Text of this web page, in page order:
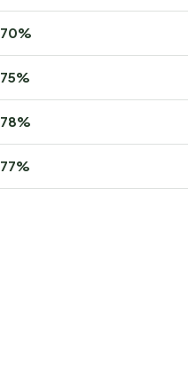
70%
75%
78%
77%